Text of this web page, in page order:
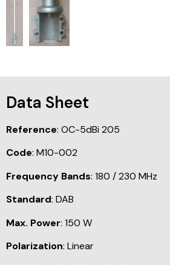
Data Sheet
Reference: OC-5dBi 205
Code: M10-002
Frequency Bands: 180 / 230 MHz
Standard: DAB
Max. Power: 150 W
Polarization: Linear